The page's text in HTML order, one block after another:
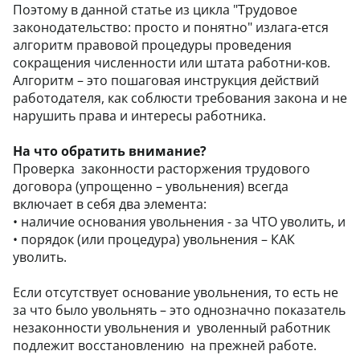
Поэтому в данной статье из цикла "Трудовое
законодательство: просто и понятно" излага-ется
алгоритм правовой процедуры проведения
сокращения численности или штата работни-ков.
Алгоритм – это пошаговая инструкция действий
работодателя, как соблюсти требования закона и не
нарушить права и интересы работника.
На что обратить внимание?
Проверка законности расторжения трудового
договора (упрощенно – увольнения) всегда
включает в себя два элемента:
• наличие основания увольнения - за ЧТО уволить, и
• порядок (или процедура) увольнения – КАК
уволить.
Если отсутствует основание увольнения, то есть не
за что было увольнять – это однозначно показатель
незаконности увольнения и уволенный работник
подлежит восстановлению на прежней работе.